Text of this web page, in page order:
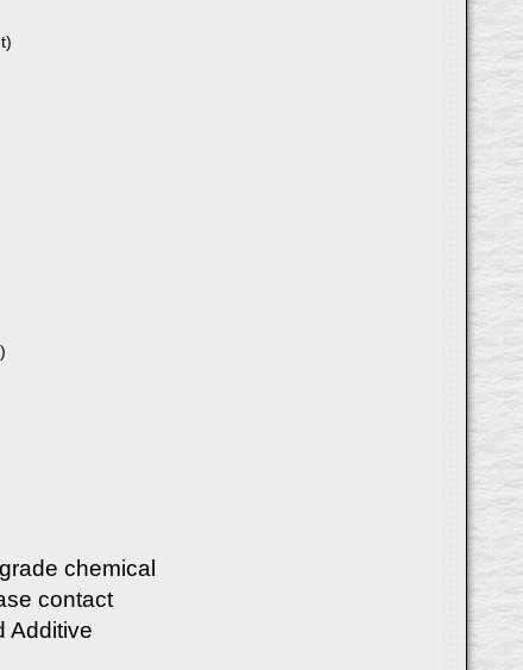
chemical
contact
Additive